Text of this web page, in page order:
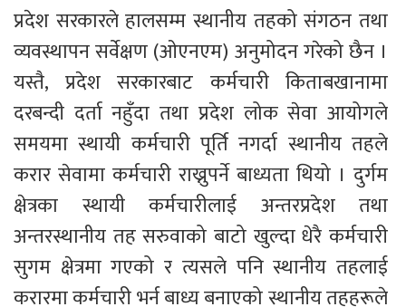
प्रदेश सरकारले हालसम्म स्थानीय तहको संगठन तथा
व्यवस्थापन सर्वेक्षण (ओएनएम) अनुमोदन गरेको छैन ।
यस्तै, प्रदेश सरकारबाट कर्मचारी किताबखानामा
दरबन्दी दर्ता नहुँदा तथा प्रदेश लोक सेवा आयोगले
समयमा स्थायी कर्मचारी पूर्ति नगर्दा स्थानीय तहले
करार सेवामा कर्मचारी राख्नुपर्ने बाध्यता थियो । दुर्गम
क्षेत्रका स्थायी कर्मचारीलाई अन्तरप्रदेश तथा
अन्तरस्थानीय तह सरुवाको बाटो खुल्दा धेरै कर्मचारी
सुगम क्षेत्रमा गएको र त्यसले पनि स्थानीय तहलाई
करारमा कर्मचारी भर्न बाध्य बनाएको स्थानीय तहहरूले